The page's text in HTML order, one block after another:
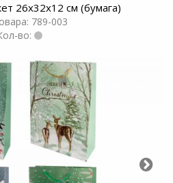
26х32х12 см (бумага)
789-003
во: